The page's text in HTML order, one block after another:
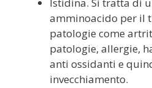
amminoacido per il
patologie come
patologie, allergie,
anti ossidanti e
invecchiamento.